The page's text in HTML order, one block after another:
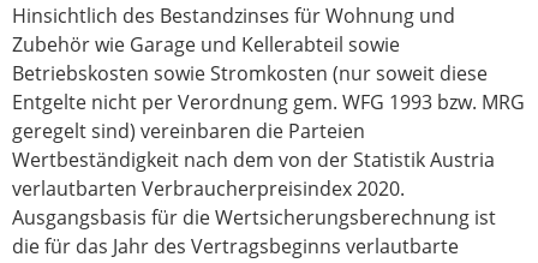
Hinsichtlich des Bestandzinses für Wohnung und
Zubehör wie Garage und Kellerabteil sowie
Betriebskosten sowie Stromkosten (nur soweit diese
Entgelte nicht per Verordnung gem. WFG 1993 bzw. MRG
geregelt sind) vereinbaren die Parteien
Wertbeständigkeit nach dem von der Statistik Austria
verlautbarten Verbraucherpreisindex 2020.
Ausgangsbasis für die Wertsicherungsberechnung ist
die für das Jahr des Vertragsbeginns verlautbarte